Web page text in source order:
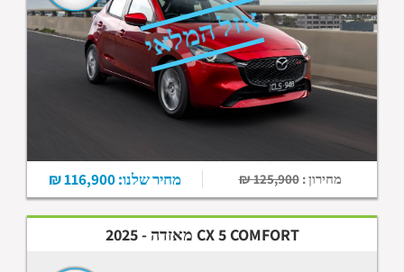
אזל המלאי
מחירון :125,900 ₪ מחיר שלנו: 116,900 ₪
CX 5 COMFORT מאזדה - 2025